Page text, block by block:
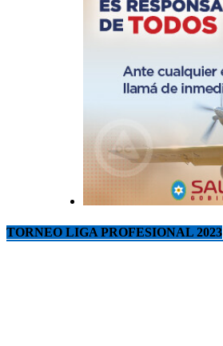
TORNEO LIGA PROFESIONAL 2023